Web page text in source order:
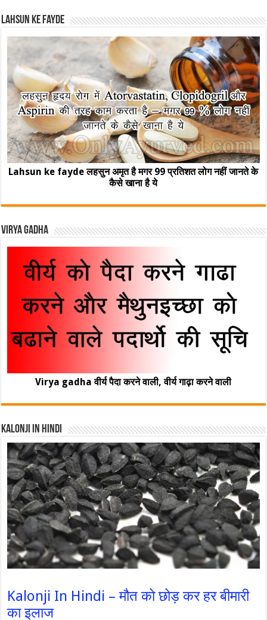
Lahsun ke fayde
Lahsun ke fayde लहसुन अमृत है मगर 99 प्रतिशत लोग नहीं जानते के
कैसे खाना है ये
Virya Gadha
Virya gadha वीर्य पैदा करने वाली, वीर्य गाढ़ा करने वाली
Kalonji In Hindi
Kalonji In Hindi – मौत को छोड़ कर हर बीमारी
का इलाज